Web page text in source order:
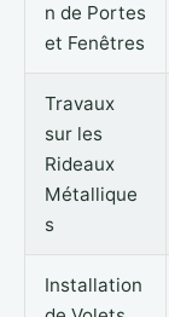
n de Portes
et Fenêtres
Travaux
sur les
Rideaux
Métallique
s
Installation